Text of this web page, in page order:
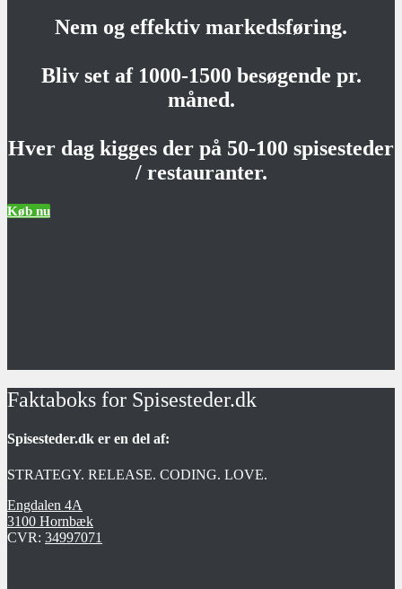
Nem og effektiv markedsføring.
Bliv set af 1000-1500 besøgende pr.
måned.
Hver dag kigges der på 50-100 spisesteder
/ restauranter.
Køb nu
Faktaboks for Spisesteder.dk
Spisesteder.dk er en del af:
STRATEGY. RELEASE. CODING. LOVE.
Engdalen 4A
3100 Hornbæk
CVR: 34997071